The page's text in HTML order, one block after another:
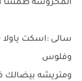
المحروسه طمنتنا
سالى :اسكت
وفلوس
ومتريشه بيضالك